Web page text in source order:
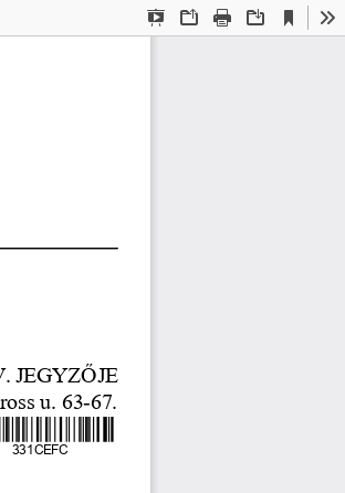
Presentation
OpenPrint Download
Current
View
JEGYZŐJE
u. 63-67.
331CEFC